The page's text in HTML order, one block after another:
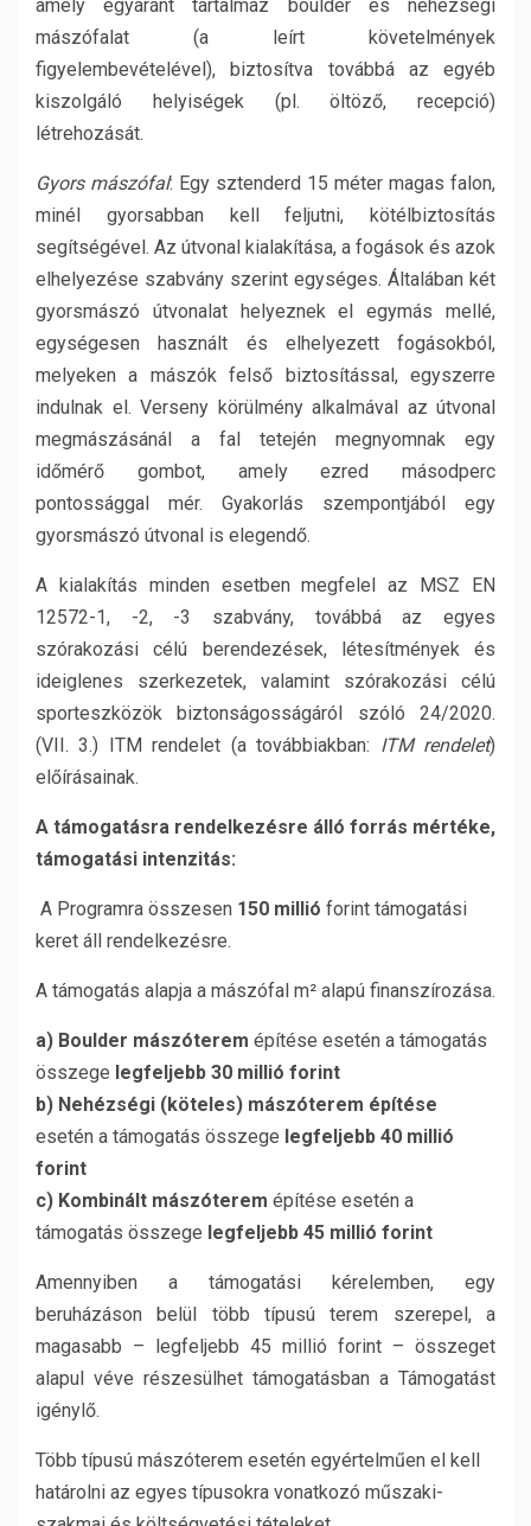
amely egyaránt tartalmaz boulder és nehézségi
mászófalat (a leírt követelmények
figyelembevételével), biztosítva továbbá az egyéb
kiszolgáló helyiségek (pl. öltöző, recepció)
létrehozását.
Gyors mászófal: Egy sztenderd 15 méter magas falon,
minél gyorsabban kell feljutni, kötélbiztosítás
segítségével. Az útvonal kialakítása, a fogások és azok
elhelyezése szabvány szerint egységes. Általában két
gyorsmászó útvonalat helyeznek el egymás mellé,
egységesen használt és elhelyezett fogásokból,
melyeken a mászók felső biztosítással, egyszerre
indulnak el. Verseny körülmény alkalmával az útvonal
megmászásánál a fal tetején megnyomnak egy
időmérő gombot, amely ezred másodperc
pontossággal mér. Gyakorlás szempontjából egy
gyorsmászó útvonal is elegendő.
A kialakítás minden esetben megfelel az MSZ EN
12572-1, -2, -3 szabvány, továbbá az egyes
szórakozási célú berendezések, létesítmények és
ideiglenes szerkezetek, valamint szórakozási célú
sporteszközök biztonságosságáról szóló 24/2020.
(VII. 3.) ITM rendelet (a továbbiakban: ITM rendelet)
előírásainak.
A támogatásra rendelkezésre álló forrás mértéke,
támogatási intenzitás:
A Programra összesen 150 millió forint támogatási
keret áll rendelkezésre.
A támogatás alapja a mászófal m² alapú finanszírozása.
a) Boulder mászóterem építése esetén a támogatás
összege legfeljebb 30 millió forint
b) Nehézségi (köteles) mászóterem építése
esetén a támogatás összege legfeljebb 40 millió
forint
c) Kombinált mászóterem építése esetén a
támogatás összege legfeljebb 45 millió forint
Amennyiben a támogatási kérelemben, egy
beruházáson belül több típusú terem szerepel, a
magasabb – legfeljebb 45 millió forint – összeget
alapul véve részesülhet támogatásban a Támogatást
igénylő.
Több típusú mászóterem esetén egyértelműen el kell
határolni az egyes típusokra vonatkozó műszaki-